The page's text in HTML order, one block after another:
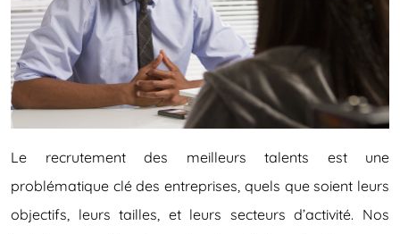
Le recrutement des meilleurs talents est une
problématique clé desentreprises, quels que soient leurs
objectifs, leurs tailles, et leurs secteurs d’activité. Nos